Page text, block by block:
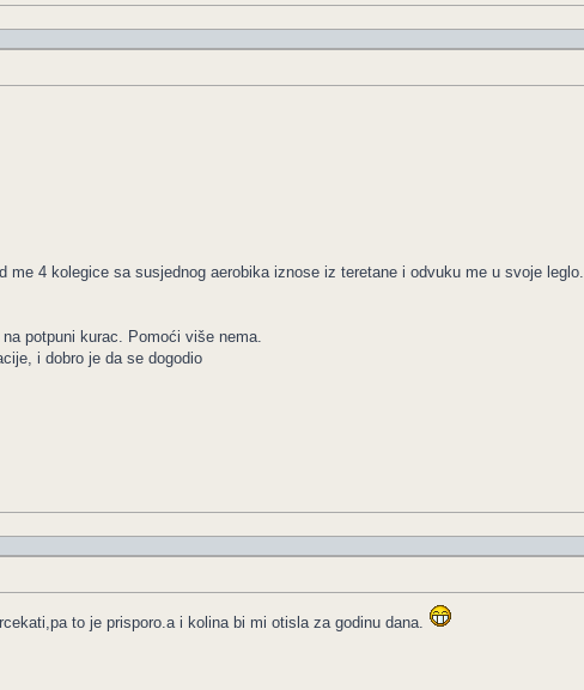
me 4 kolegice sa susjednog aerobika iznose iz teretane i odvuku me u svoje leglo.
potpuni kurac. Pomoći više nema.
i dobro je da se dogodio
to je prisporo.a i kolina bi mi otisla za godinu dana.